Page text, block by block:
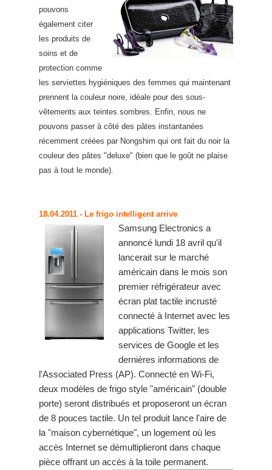
pouvons
également citer
les produits de
soins et de
protection comme
les serviettes hygiéniques des femmes qui maintenant
prennent la couleur noire, idéale pour des sous-
vêtements aux teintes sombres. Enfin, nous ne
pouvons passer à côté des pâtes instantanées
récemment créées par Nongshim qui ont fait du noir la
couleur des pâtes "deluxe" (bien que le goût ne plaise
pas à tout le monde).
18.04.2011 - Le frigo intelligent arrive
Samsung Electronics a
annoncé lundi 18 avril qu'il
lancerait sur le marché
américain dans le mois son
premier réfrigérateur avec
écran plat tactile incrusté
connecté à Internet avec les
applications Twitter, les
services de Google et les
dernières informations de
l'Associated Press (AP). Connecté en Wi-Fi,
deux modèles de frigo style "américain" (double
porte) seront distribués et proposeront un écran
de 8 pouces tactile. Un tel produit lance l'aire de
la "maison cybernétique", un logement où les
accès Internet se démultiplieront dans chaque
pièce offrant un accès à la toile permanent.